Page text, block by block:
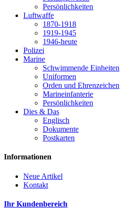
Persönlichkeiten
Luftwaffe
1870-1918
1919-1945
1946-heute
Polizei
Marine
Schwimmende Einheiten
Uniformen
Orden und Ehrenzeichen
Marineinfanterie
Persönlichkeiten
Dies & Das
Englisch
Dokumente
Postkarten
Informationen
Neue Artikel
Kontakt
Ihr Kundenbereich